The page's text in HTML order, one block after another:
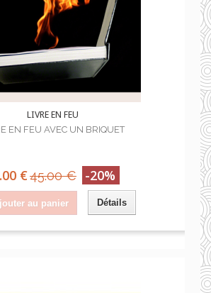
LIVRE EN FEU
EN FEU AVEC UN BRIQUET
€45.00 € -20%
au panier Détails